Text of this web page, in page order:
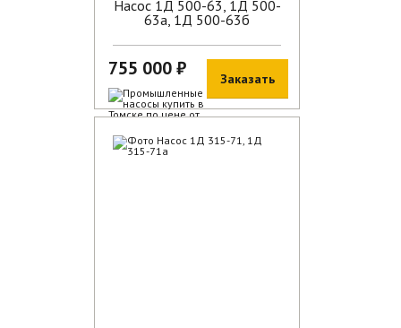
Насос 1Д 500-63, 1Д 500-
63а, 1Д 500-63б
755 000 ₽
В наличии
Заказать